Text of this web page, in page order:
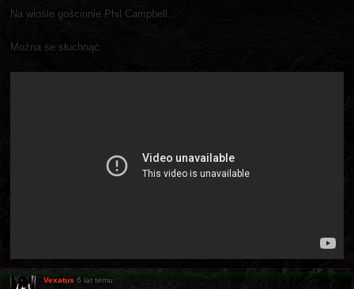
Na wiośle gościnnie Phil Campbell.
Można se słuchnąć:
Vexatus 6 lat temu